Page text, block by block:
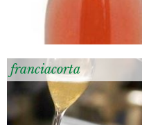
franciacorta